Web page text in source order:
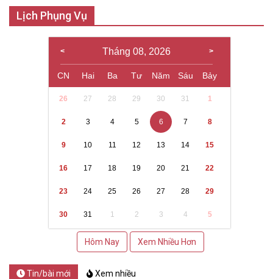
Lịch Phụng Vụ
Tháng 08, 2026
CN Hai Ba Tư Năm Sáu Bảy
26 27 28 29 30 31 1
2 3 4 5 6 7 8
9 10 11 12 13 14 15
16 17 18 19 20 21 22
23 24 25 26 27 28 29
30 31 1 2 3 4 5
Hôm Nay Xem Nhiều Hơn
Tin/bài mới Xem nhiều